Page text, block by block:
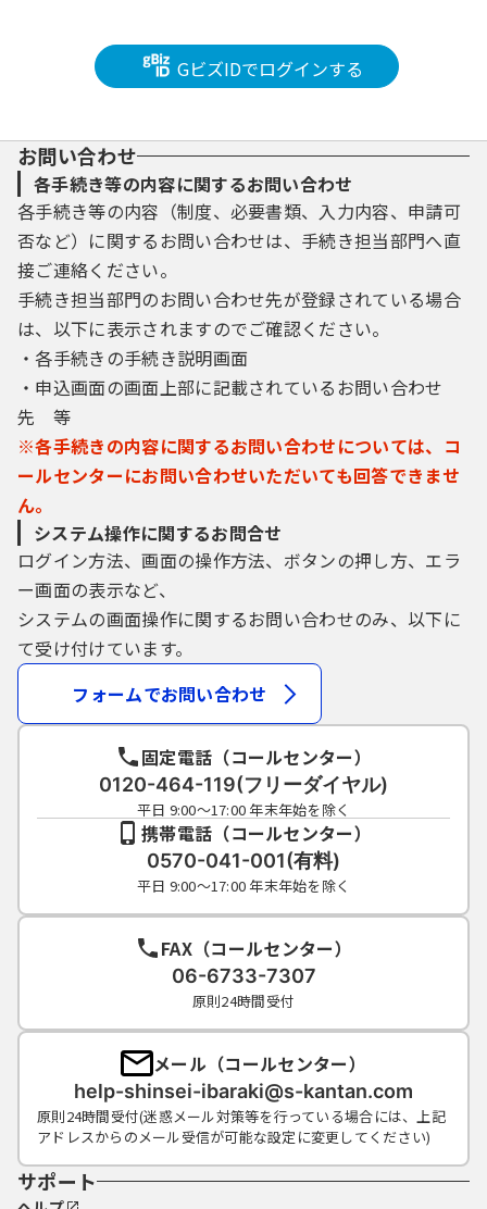
GビズIDでログインする
お問い合わせ
各手続き等の内容に関するお問い合わせ
各手続き等の内容（制度、必要書類、入力内容、申請可
否など）に関するお問い合わせは、手続き担当部門へ直
接ご連絡ください。
手続き担当部門のお問い合わせ先が登録されている場合
は、以下に表示されますのでご確認ください。
・各手続きの手続き説明画面
・申込画面の画面上部に記載されているお問い合わせ
先 等
※各手続きの内容に関するお問い合わせについては、コ
ールセンターにお問い合わせいただいても回答できませ
ん。
システム操作に関するお問合せ
ログイン方法、画面の操作方法、ボタンの押し方、エラ
ー画面の表示など、
システムの画面操作に関するお問い合わせのみ、以下に
て受け付けています。
フォームでお問い合わせ
固定電話（コールセンター）
0120-464-119(フリーダイヤル)
平日 9:00～17:00 年末年始を除く
携帯電話（コールセンター）
0570-041-001(有料)
平日 9:00～17:00 年末年始を除く
FAX（コールセンター）
06-6733-7307
原則24時間受付
メール（コールセンター）
help-shinsei-ibaraki@s-kantan.com
原則24時間受付(迷惑メール対策等を行っている場合には、上記
アドレスからのメール受信が可能な設定に変更してください)
サポート